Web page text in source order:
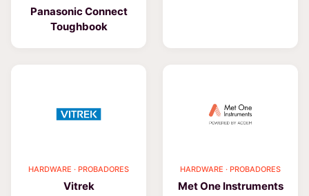
Panasonic Connect
Toughbook
HARDWARE · PROBADORES
Vitrek
HARDWARE · PROBADORES
Met One Instruments